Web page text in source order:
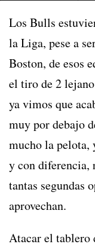
Los Bulls
la Liga, pese a
Boston, de esos
el tiro de 2
ya vimos que
muy por debajo
mucho la pelota,
y con diferencia,
tantas segundas
aprovechan.
Atacar el tablero